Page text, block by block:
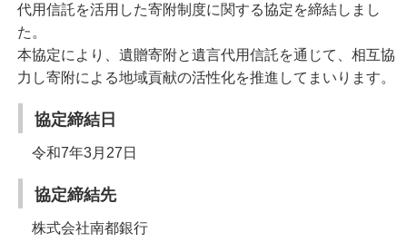
代用信託を活用した寄附制度に関する協定を締結しまし
た。
本協定により、遺贈寄附と遺言代用信託を通じて、相互協
力し寄附による地域貢献の活性化を推進してまいります。
協定締結日
令和7年3月27日
協定締結先
株式会社南都銀行